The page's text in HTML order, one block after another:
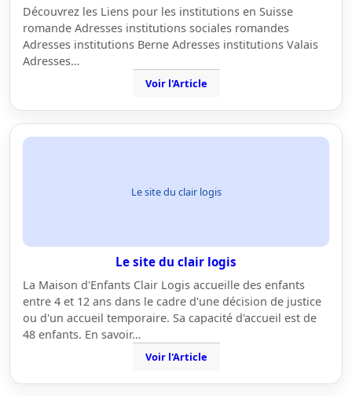
Découvrez les Liens pour les institutions en Suisse
romande Adresses institutions sociales romandes
Adresses institutions Berne Adresses institutions Valais
Adresses…
Voir l'Article
Le site du clair logis
Le site du clair logis
La Maison d'Enfants Clair Logis accueille des enfants
entre 4 et 12 ans dans le cadre d'une décision de justice
ou d'un accueil temporaire. Sa capacité d'accueil est de
48 enfants. En savoir…
Voir l'Article